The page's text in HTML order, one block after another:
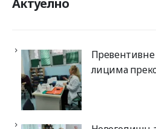
Актуелно
Превентивне
лицима